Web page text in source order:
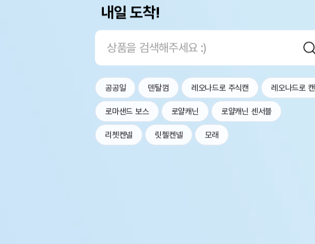
내일 도착!
공공일 덴탈껌 레오나드로 주식캔 레오나드로 캔
로마샌드 보스 로얄캐닌 로얄캐닌 센서블
리쳇켄넬 릿첼켄넬 모래